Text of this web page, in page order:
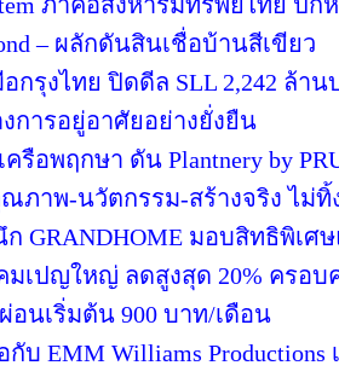
– ผลักดันสินเชื่อบ้านสีเขียว
กรุงไทย ปิดดีล SLL 2,242 ล้าน
การอยู่อาศัยอย่างยั่งยืน
ครือพฤกษา ดัน Plantnery by
ภาพ-นวัตกรรม-สร้างจริง ไม่ทิ้
GRANDHOME มอบสิทธิพิเศ
มเปญใหญ่ ลดสูงสุด 20% ครอบ
อนเริ่มต้น 900 บาท/เดือน
กับ EMM Williams Productions